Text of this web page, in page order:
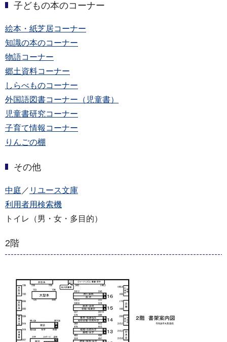
子どもの本のコーナー
絵本・紙芝居コーナー
知識の本のコーナー
物語コーナー
郷土資料コーナー
しらべものコーナー
外国語図書コーナー（児童書）
児童書研究コーナー
子育て情報コーナー
りんごの棚
その他
中庭 ／ リユース文庫
利用者用検索機
トイレ（男・女・多目的）
2階